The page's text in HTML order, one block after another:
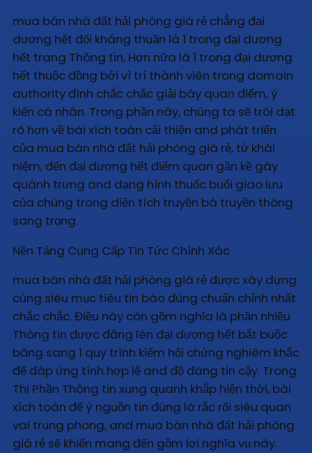
mua bán nhà đất hải phòng giá rẻ chẳng đại
dương hết đối kháng thuần là 1 trong đại dương
hết trang Thông tin, Hơn nữa là 1 trong đại dương
hết thuộc đồng bởi vì trí thành viên trong domain
authority đình chắc chắc giải bày quan điểm, ý
kiến cá nhân. Trong phần này, chúng ta sẽ trôi dạt
rõ hơn về bài xích toán cải thiện and phát triển
của mua bán nhà đất hải phòng giá rẻ, từ khái
niệm, đến đại dương hết điểm quan gần kề gây
quánh trưng and dạng hình thuốc buổi giao lưu
của chúng trong diện tích truyền bá truyền thông
sang trọng.
Nền Tảng Cung Cấp Tin Tức Chính Xác
mua bán nhà đất hải phòng giá rẻ được xây dựng
cùng siêu mục tiêu tin báo đúng chuẩn chỉnh nhất
chắc chắc. Điều này còn gồm nghĩa là phần nhiều
Thông tin được đăng lên đại dương hết bắt buộc
băng sang 1 quy trình kiểm hội chứng nghiêm khắc
để đáp ứng tính hợp lệ and độ đáng tin cậy. Trong
Thị Phần Thông tin xung quanh khắp hiện thời, bài
xích toán để ý nguồn tin đúng là rắc rối siêu quan
vai trung phong, and mua bán nhà đất hải phòng
giá rẻ sẽ khiến mang đến gồm lợi nghĩa vụ này.